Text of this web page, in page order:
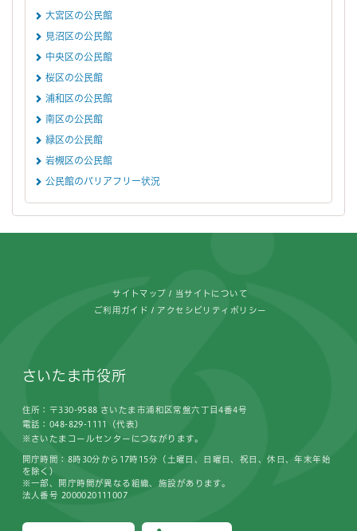
大宮区の公民館
見沼区の公民館
中央区の公民館
桜区の公民館
浦和区の公民館
南区の公民館
緑区の公民館
岩槻区の公民館
公民館のバリアフリー状況
サイトマップ 当サイトについて
ご利用ガイド アクセシビリティポリシー
さいたま市役所
住所：〒330-9588 さいたま市浦和区常盤六丁目4番4号
電話：048-829-1111（代表）
※さいたまコールセンターにつながります。
開庁時間：8時30分から17時15分（土曜日、日曜日、祝日、休日、年末年始
を除く）
※一部、開庁時間が異なる組織、施設があります。
法人番号 2000020111007